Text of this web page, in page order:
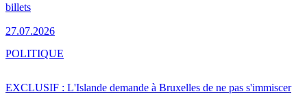
billets
27.07.2026
EXCLUSIF : L'Islande demande à Bruxelles de ne pas s'immiscer
POLITIQUE